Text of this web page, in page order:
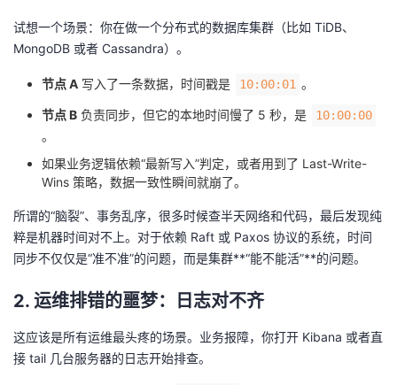
博
的
坛
我
圈
子
的
直
播
我
的
活
动
我
的
关
注
我
发
的
Programs
我
的
试想一个场景：你在做一个分布式的数据库集群（比如 TiDB、
MongoDB 或者 Cassandra）。
节点 A 写入了一条数据，时间戳是 10:00:01 。
节点 B 负责同步，但它的本地时间慢了 5 秒，是 10:00:00
。
如果业务逻辑依赖“最新写入”判定，或者用到了 Last-Write-
Wins 策略，数据一致性瞬间就崩了。
所谓的“脑裂”、事务乱序，很多时候查半天网络和代码，最后发现纯
粹是机器时间对不上。对于依赖 Raft 或 Paxos 协议的系统，时间
同步不仅仅是“准不准”的问题，而是集群**“能不能活”**的问题。
2. 运维排错的噩梦：日志对不齐
这应该是所有运维最头疼的场景。业务报障，你打开 Kibana 或者直
接 tail 几台服务器的日志开始排查。